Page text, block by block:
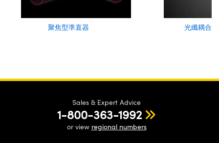
聚焦型準直器 光纖耦合
Sales & Expert Advice
1-800-363-1992
or view regional numbers